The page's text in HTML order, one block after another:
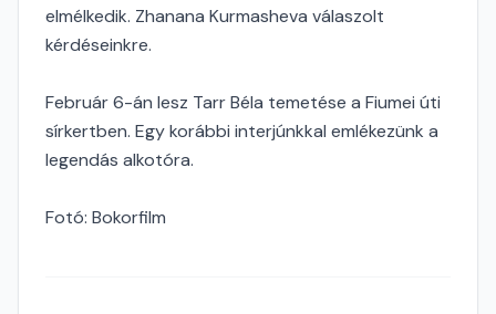
elmélkedik. Zhanana Kurmasheva válaszolt
kérdéseinkre.
Február 6-án lesz Tarr Béla temetése a Fiumei úti
sírkertben. Egy korábbi interjúnkkal emlékezünk a
legendás alkotóra.
Fotó: Bokorfilm